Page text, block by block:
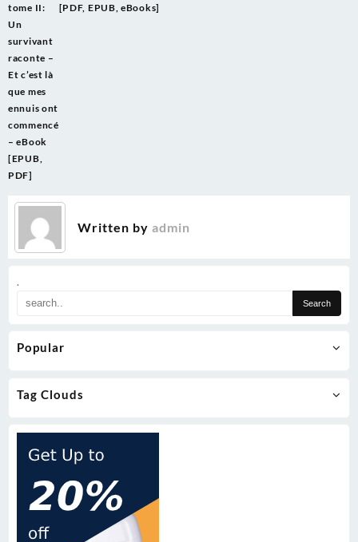
.
Popular
Tag Clouds
navigation
tome II:
Un
survivant
raconte –
Et c’est là
que mes
ennuis ont
commencé
– eBook
[EPUB,
PDF]
[PDF, EPUB, eBooks]
Written by admin